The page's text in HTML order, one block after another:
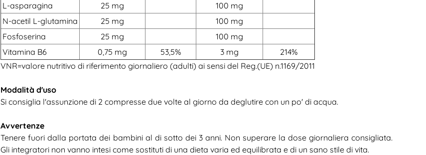
L-asparagina
25 mg
100 mg
N-acetil L-glutamina
25 mg
100 mg
Fosfoserina
25 mg
100 mg
Vitamina B6
0,75 mg 53,5% 3 mg
214%
VNR=valore nutritivo di riferimento giornaliero (adulti) ai sensi del Reg.(UE) n.1169/2011
Modalità d'uso
Si consiglia l'assunzione di 2 compresse due volte al giorno da deglutire con un po' di acqua.
Avvertenze
Tenere fuori dalla portata dei bambini al di sotto dei 3 anni. Non superare la dose giornaliera consigliata.
Gli integratori non vanno intesi come sostituti di una dieta varia ed equilibrata e di un sano stile di vita.